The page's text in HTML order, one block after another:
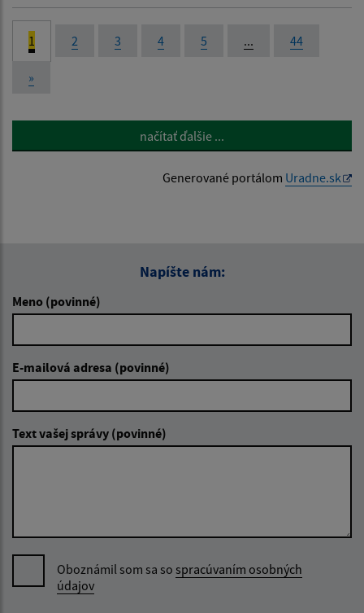
1 2 3 4 5 ... 44
»
načítať ďalšie ...
Generované portálom Uradne.sk
Napíšte nám:
Meno (povinné)
E-mailová adresa (povinné)
Text vašej správy (povinné)
Oboznámil som sa so spracúvaním osobných
údajov